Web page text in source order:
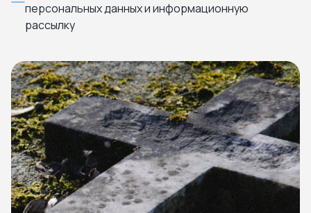
персональных данных и информационную
рассылку